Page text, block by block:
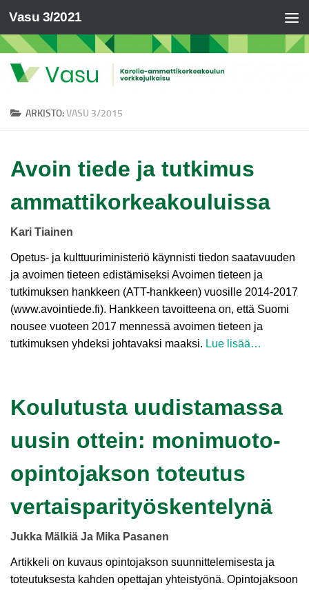
Vasu 3/2021
ARKISTO:VASU 3/2015
Avoin tiede ja tutkimus
ammattikorkeakouluissa
Kari Tiainen
Opetus- ja kulttuuriministeriö käynnisti tiedon saatavuuden
ja avoimen tieteen edistämiseksi Avoimen tieteen ja
tutkimuksen hankkeen (ATT-hankkeen) vuosille 2014-2017
(www.avointiede.fi). Hankkeen tavoitteena on, että Suomi
nousee vuoteen 2017 mennessä avoimen tieteen ja
tutkimuksen yhdeksi johtavaksi maaksi. Lue lisää…
Koulutusta uudistamassa
uusin ottein: monimuoto-
opintojakson toteutus
vertaisparityöskentelynä
Jukka Mälkiä Ja Mika Pasanen
Artikkeli on kuvaus opintojakson suunnittelemisesta ja
toteutuksesta kahden opettajan yhteistyönä. Opintojaksoon